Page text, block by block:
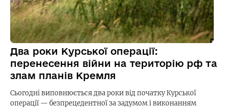
Два роки Курської операції:
перенесення війни на територію рф та
злам планів Кремля
Сьогодні виповнюється два роки від початку Курської
операції — безпрецедентної за задумом і виконанням